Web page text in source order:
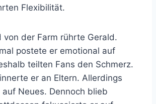
Flexibilität.
von der Farm rührte Gerald.
postete er emotional auf
teilten Fans den Schmerz.
er an Eltern. Allerdings
Neues. Dennoch blieb